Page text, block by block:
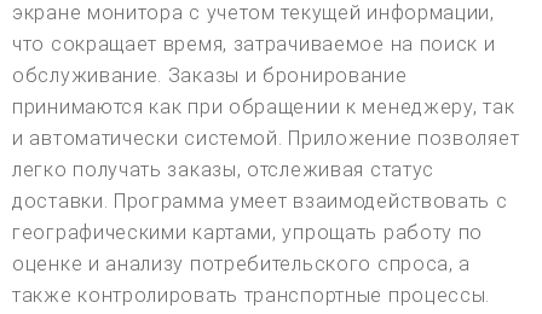
экране монитора с учетом текущей информации,
что сокращает время, затрачиваемое на поиск и
обслуживание. Заказы и бронирование
принимаются как при обращении к менеджеру, так
и автоматически системой. Приложение позволяет
легко получать заказы, отслеживая статус
доставки. Программа умеет взаимодействовать с
географическими картами, упрощать работу по
оценке и анализу потребительского спроса, а
также контролировать транспортные процессы.